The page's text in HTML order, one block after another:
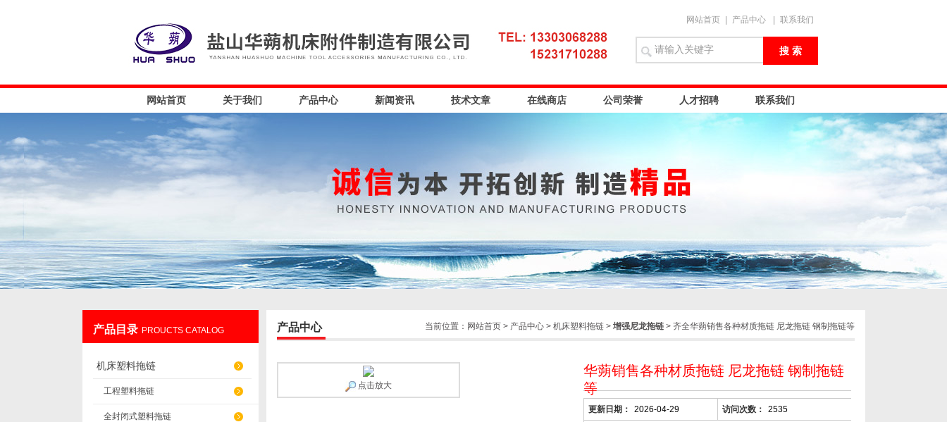
网站首页 产品中心 联系我们
网站首页 关于我们 产品中心 新闻资讯 技术文章 在线商店 公司荣誉 人才招聘 联系我们
产品目录 PROUCTS CATALOG
机床塑料拖链
工程塑料拖链
全封闭式塑料拖链
当前位置： 网站首页> 产品中心> 机床塑料拖链> 增强尼龙拖链> 齐全华蒴销售各种材质拖链 尼龙拖链 钢制拖链等
产品中心
华蒴销售各种材质拖链 尼龙拖链 钢制拖链
等
更新日期： 2026-04-29 访问次数： 2535
点击放大